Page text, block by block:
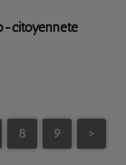
citoyenneté
8 9 >